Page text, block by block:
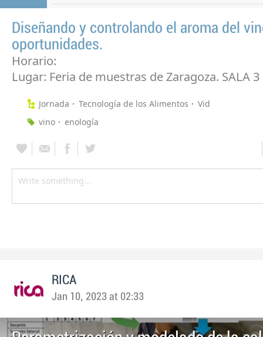
Diseñando y controlando el aroma del
oportunidades.
Horario:
Lugar: Feria de muestras de Zaragoza. SALA 3
Jornada Tecnología de los Alimentos
Vid
vino
enología
RICA
Jan 10, 2023 at 02:33